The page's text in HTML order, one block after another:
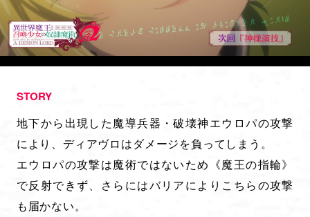
STORY
地下から出現した魔導兵器・破壊神エウロパの攻撃
により、ディアヴロはダメージを負ってしまう。
エウロパの攻撃は魔術ではないため《魔王の指輪》
で反射できず、さらにはバリアによりこちらの攻撃
も届かない。